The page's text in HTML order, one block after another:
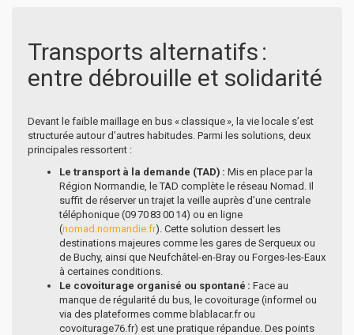
Transports alternatifs :
entre débrouille et solidarité
Devant le faible maillage en bus « classique », la vie locale s’est
structurée autour d’autres habitudes. Parmi les solutions, deux
principales ressortent :
Le transport à la demande (TAD) : Mis en place par la
Région Normandie, le TAD complète le réseau Nomad. Il
suffit de réserver un trajet la veille auprès d’une centrale
téléphonique (09 70 83 00 14) ou en ligne
(nomad.normandie.fr). Cette solution dessert les
destinations majeures comme les gares de Serqueux ou
de Buchy, ainsi que Neufchâtel-en-Bray ou Forges-les-Eaux
à certaines conditions.
Le covoiturage organisé ou spontané : Face au
manque de régularité du bus, le covoiturage (informel ou
via des plateformes comme blablacar.fr ou
covoiturage76.fr) est une pratique répandue. Des points